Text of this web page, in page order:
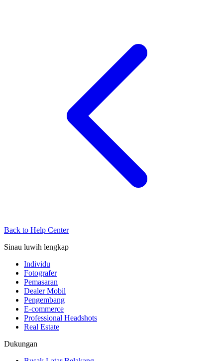
Back to Help Center
Sinau luwih lengkap
Individu
Fotografer
Pemasaran
Dealer Mobil
Pengembang
E-commerce
Professional Headshots
Real Estate
Dukungan